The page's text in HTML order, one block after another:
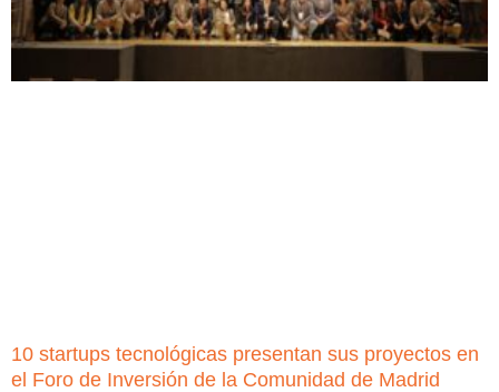
10 startups tecnológicas presentan sus proyectos en
el Foro de Inversión de la Comunidad de Madrid